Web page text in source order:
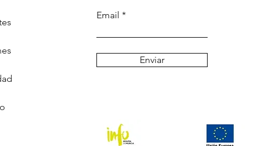
Email
Enviar